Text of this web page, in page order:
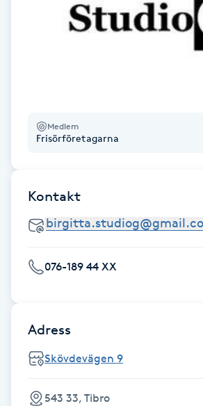
Fransar
Fransborttagning
Fransfärgning
Fransförlängning Megavolym
Fransförlängning Volym
Medlem
Frisörföretagarna
Kontakt
076-189 44 XX
Adress
Skövdevägen 9
543 33, Tibro